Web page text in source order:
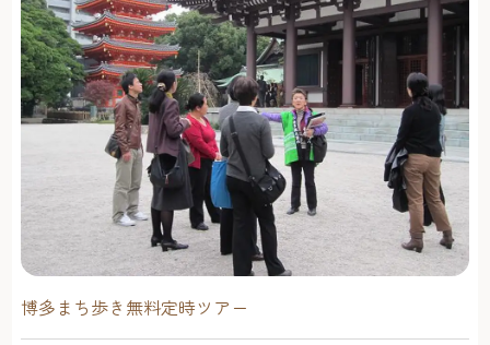
博多まち歩き無料定時ツアー